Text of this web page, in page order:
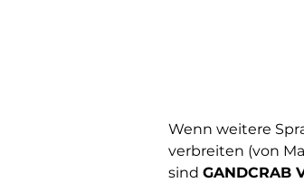
Wenn weitere
verbreiten (von
sind GANDCRAB